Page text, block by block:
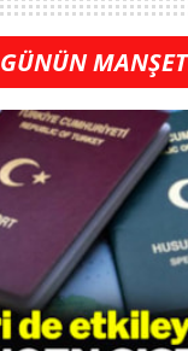
GÜNÜN